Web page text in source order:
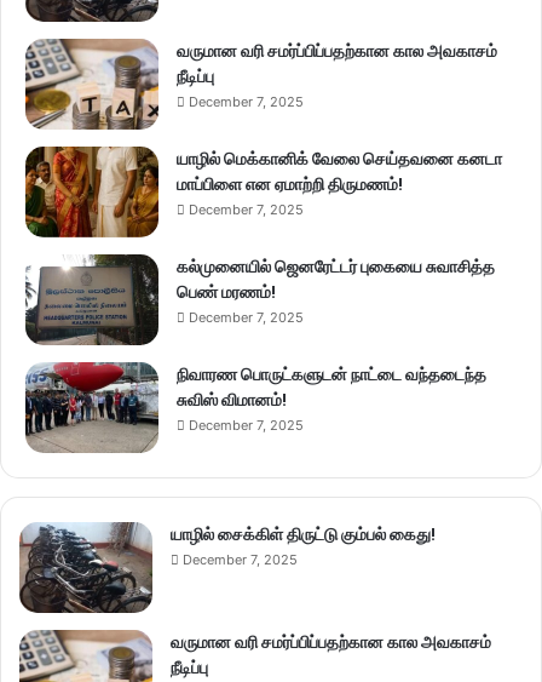
வருமான வரி சமர்ப்பிப்பதற்கான கால அவகாசம்
நீடிப்பு
December 7, 2025
யாழில் மெக்கானிக் வேலை செய்தவனை கனடா
மாப்பிளை என ஏமாற்றி திருமணம்!
December 7, 2025
கல்முனையில் ஜெனரேட்டர் புகையை சுவாசித்த
பெண் மரணம்!
December 7, 2025
நிவாரண பொருட்களுடன் நாட்டை வந்தடைந்த
சுவிஸ் விமானம்!
December 7, 2025
யாழில் சைக்கிள் திருட்டு கும்பல் கைது!
December 7, 2025
வருமான வரி சமர்ப்பிப்பதற்கான கால அவகாசம்
நீடிப்பு